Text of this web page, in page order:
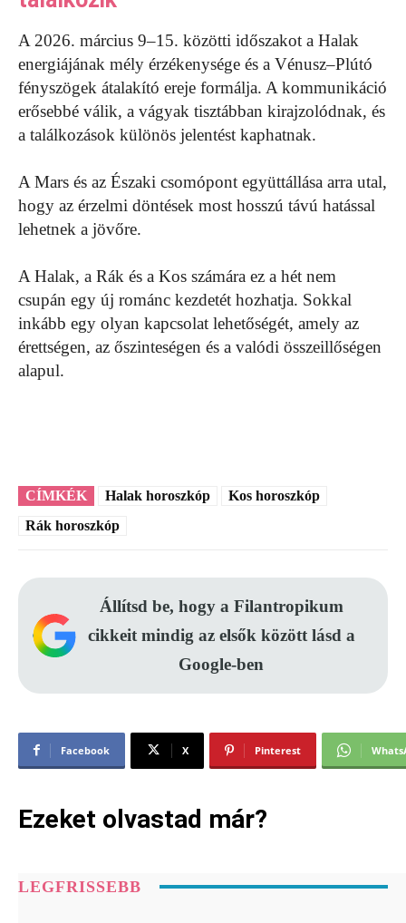
A 2026. március 9–15. közötti időszakot a Halak
energiájának mély érzékenysége és a Vénusz–Plútó
fényszögek átalakító ereje formálja. A kommunikáció
erősebbé válik, a vágyak tisztábban kirajzolódnak, és
a találkozások különös jelentést kaphatnak.
A Mars és az Északi csomópont együttállása arra utal,
hogy az érzelmi döntések most hosszú távú hatással
lehetnek a jövőre.
A Halak, a Rák és a Kos számára ez a hét nem
csupán egy új románc kezdetét hozhatja. Sokkal
inkább egy olyan kapcsolat lehetőségét, amely az
érettségen, az őszinteségen és a valódi összeillőségen
alapul.
CÍMKÉK Halak horoszkóp
Kos horoszkóp
Rák horoszkóp
Állítsd be, hogy a Filantropikum
cikkeit mindig az elsők között lásd a
Google-ben
Facebook X Pinterest
Ezeket olvastad már?
LEGFRISSEBB